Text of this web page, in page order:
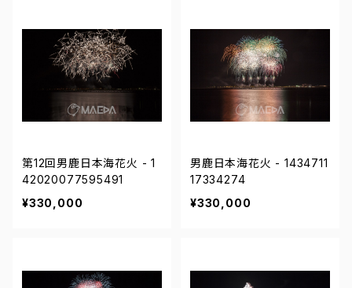
第12回男鹿日本海花火 - 1
42020077595491
¥330,000
男鹿日本海花火 - 1434711
17334274
¥330,000